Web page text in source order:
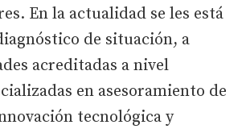
En la actualidad se les está
de situación, a
acreditadas a nivel
en asesoramiento de
tecnológica y